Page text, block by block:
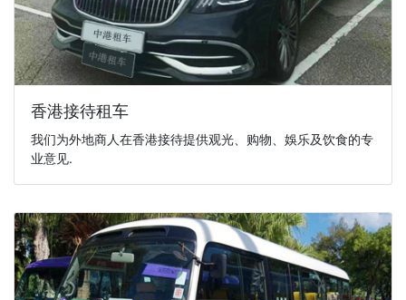
香港接待租车
我们为外地商人在香港接待提供观光、购物、娛乐及饮食的专
业意见.